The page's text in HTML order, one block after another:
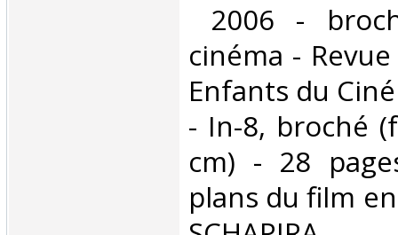
2006 -
cinéma -
Enfants du
- In-8, broché
cm) - 28
plans du film